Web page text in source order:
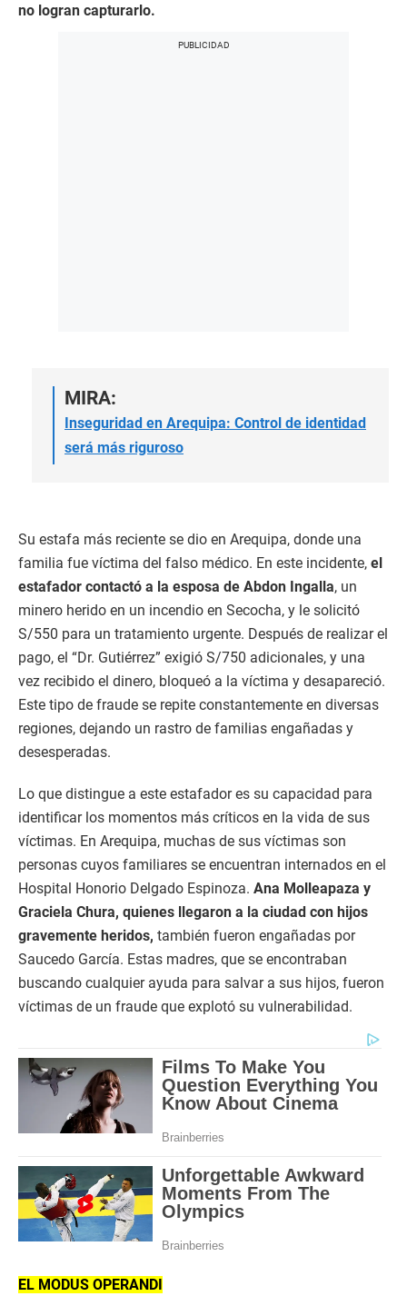
no logran capturarlo.
MIRA:
Inseguridad en Arequipa: Control de identidad
será más riguroso
Su estafa más reciente se dio en Arequipa, donde una
familia fue víctima del falso médico. En este incidente, el
estafador contactó a la esposa de Abdon Ingalla, un
minero herido en un incendio en Secocha, y le solicitó
S/550 para un tratamiento urgente. Después de realizar el
pago, el “Dr. Gutiérrez” exigió S/750 adicionales, y una
vez recibido el dinero, bloqueó a la víctima y desapareció.
Este tipo de fraude se repite constantemente en diversas
regiones, dejando un rastro de familias engañadas y
desesperadas.
Lo que distingue a este estafador es su capacidad para
identificar los momentos más críticos en la vida de sus
víctimas. En Arequipa, muchas de sus víctimas son
personas cuyos familiares se encuentran internados en el
Hospital Honorio Delgado Espinoza. Ana Molleapaza y
Graciela Chura, quienes llegaron a la ciudad con hijos
gravemente heridos, también fueron engañadas por
Saucedo García. Estas madres, que se encontraban
buscando cualquier ayuda para salvar a sus hijos, fueron
víctimas de un fraude que explotó su vulnerabilidad.
EL MODUS OPERANDI